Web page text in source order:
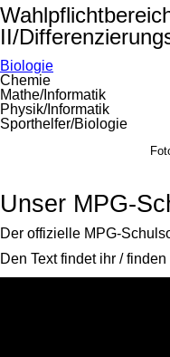
II/
Biologie
Chemie
Mathe/Informatik
Physik/Informatik
Sporthelfer/Biologie
Unser MPG-
Der offizielle MPG-
Den Text findet ihr /